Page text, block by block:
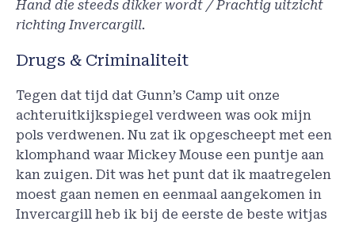
Hand die steeds dikker wordt / Prachtig uitzicht
richting Invercargill.
Drugs & Criminaliteit
Tegen dat tijd dat Gunn’s Camp uit onze
achteruitkijkspiegel verdween was ook mijn
pols verdwenen. Nu zat ik opgescheept met een
klomphand waar Mickey Mouse een puntje aan
kan zuigen. Dit was het punt dat ik maatregelen
moest gaan nemen en eenmaal aangekomen in
Invercargill heb ik bij de eerste de beste witjas